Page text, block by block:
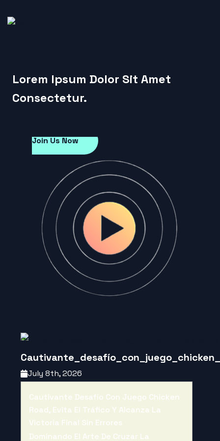
Lorem Ipsum Dolor Sit Amet
Consectetur.
Join Us Now
July 8th, 2026
Cautivante Desafío Con Juego Chicken
Road, Evita El Tráfico Y Alcanza La
Victoria Final Sin Errores
Dominando El Arte De Cruzar La